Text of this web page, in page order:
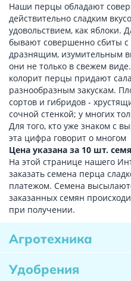
Наши перцы обладают
действительно сладким
удовольствием, как яблоки.
бывают совершенно сбиты с
дразнящим, изумительным
они не только в свежем
колорит перцы придают
разнообразным закускам.
сортов и гибридов -
сочной стенкой; у многих
Для того, кто уже знаком с
эта цифра говорит о многом
Цена указана за 10 шт.
На этой странице нашего
заказать семена перца
платежом. Семена
заказанных семян
при получении.
Агротехника
Удобрения